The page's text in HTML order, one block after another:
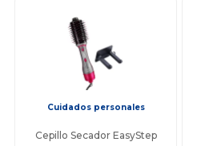
Cuidados personales
Cepillo Secador EasyStep